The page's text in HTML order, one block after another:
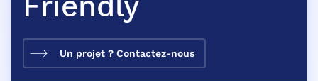
Un projet ? Contactez-nous